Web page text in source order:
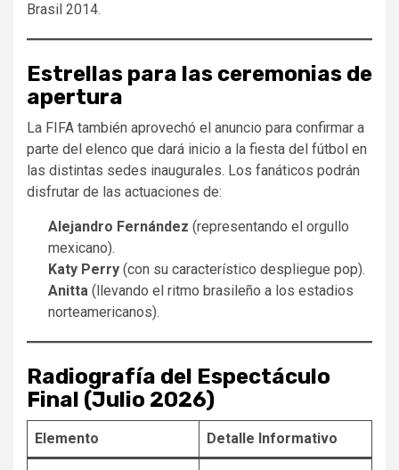
Brasil 2014.
Estrellas para las ceremonias de
apertura
La FIFA también aprovechó el anuncio para confirmar a
parte del elenco que dará inicio a la fiesta del fútbol en
las distintas sedes inaugurales. Los fanáticos podrán
disfrutar de las actuaciones de:
Alejandro Fernández (representando el orgullo
mexicano).
Katy Perry (con su característico despliegue pop).
Anitta (llevando el ritmo brasileño a los estadios
norteamericanos).
Radiografía del Espectáculo
Final (Julio 2026)
Elemento Detalle Informativo